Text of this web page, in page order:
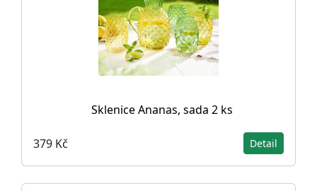
Sklenice Ananas, sada 2 ks
379 Kč Detail